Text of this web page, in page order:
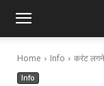
hindiever
Home Info करंट
Info